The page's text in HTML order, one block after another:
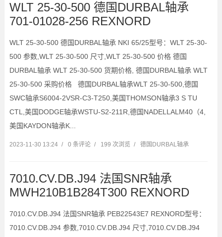
WLT 25-30-500 德国DURBAL轴承
701-01028-256 REXNORD
WLT 25-30-500 德国DURBAL轴承 NKI 65/25型号：WLT 25-30-
500 参数,WLT 25-30-500 尺寸,WLT 25-30-500 价格 德国
DURBAL轴承 WLT 25-30-500 货期价格, 德国DURBAL轴承 WLT
25-30-500 采购价格 德国DURBAL轴承WLT 25-30-500,德国
SWC轴承S6004-2VSR-C3-T250,美国THOMSON轴承3 S TU
CTL,美国DODGE轴承WSTU-S2-211R,德国NADELLALM40（4,
美国KAYDON轴承K...
2023-11-30 13:24 / 0 条评论 / 199 次浏览 / 德国DURBAL轴承
7010.CV.DB.J94 法国SNR轴承
MWH210B1B284T300 REXNORD
7010.CV.DB.J94 法国SNR轴承 PEB22543E7 REXNORD型号：
7010.CV.DB.J94 参数,7010.CV.DB.J94 尺寸,7010.CV.DB.J94